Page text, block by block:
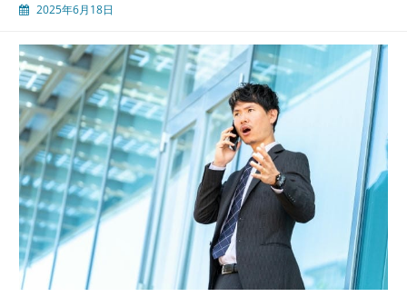
る
性
の
健
康
意
識
2025年6月18日